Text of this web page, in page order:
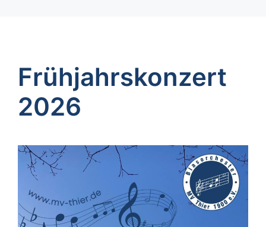
Frühjahrskonzert
2026